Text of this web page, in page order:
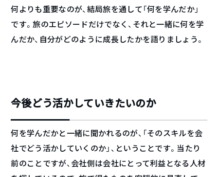
何よりも重要なのが、結局旅を通して「何を学んだか」
です。旅のエピソードだけでなく、それと一緒に何を学
んだか、自分がどのように成長したかを語りましょう。
今後どう活かしていきたいのか
何を学んだかと一緒に聞かれるのが、「そのスキルを会
社でどう活かしていくのか」、ということです。当たり
前のことですが、会社側は会社にとって利益となる人材